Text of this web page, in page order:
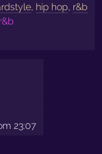
, hip hop, r&b
23:07